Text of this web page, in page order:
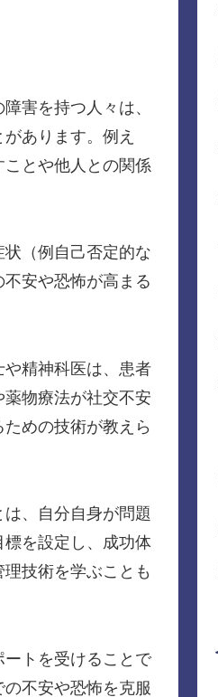
害を持つ人々は、
あります。例え
とや他人との関係
（例自己否定的な
安や恐怖が高まる
精神科医は、患者
物療法が社交不安
めの技術が教えら
、自分自身が問題
を設定し、成功体
技術を学ぶことも
トを受けることで
不安や恐怖を克服